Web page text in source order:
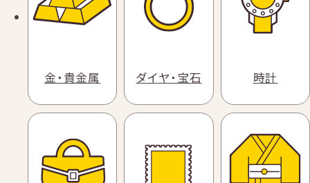
金・貴金属 ダイヤ・宝石 時計